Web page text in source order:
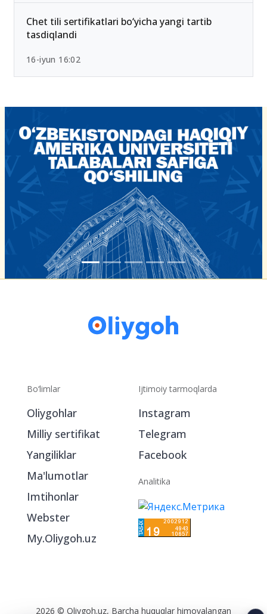
Chet tili sertifikatlari bo‘yicha yangi tartib
tasdiqlandi
16-iyun 16:02
Bo‘limlar
Oliygohlar
Milliy sertifikat
Yangiliklar
Ma'lumotlar
Imtihonlar
Webster
My.Oliygoh.uz
Ijtimoiy tarmoqlarda
Instagram
Telegram
Facebook
Analitika
2026 © Oliygoh.uz, Barcha huquqlar himoyalangan